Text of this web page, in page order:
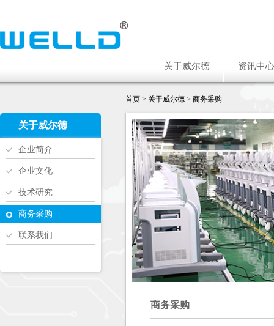
关于威尔德 资讯中心
关于威尔德
企业简介
企业文化
技术研究
商务采购
联系我们
首页 > 关于威尔德 > 商务采购
商务采购